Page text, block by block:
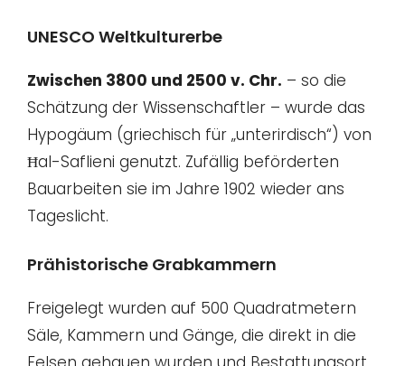
UNESCO Weltkulturerbe
Zwischen 3800 und 2500 v. Chr. – so die
Schätzung der Wissenschaftler – wurde das
Hypogäum (griechisch für „unterirdisch“) von
Ħal-Saflieni genutzt. Zufällig beförderten
Bauarbeiten sie im Jahre 1902 wieder ans
Tageslicht.
Prähistorische Grabkammern
Freigelegt wurden auf 500 Quadratmetern
Säle, Kammern und Gänge, die direkt in die